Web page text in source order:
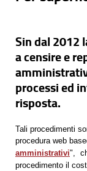
Sin dal 2012
a censire e
processi ed
risposta.
Tali procedimenti
procedura web
amministrativi",
procedimento il